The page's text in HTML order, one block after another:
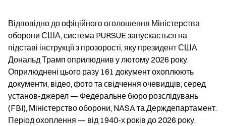
Відповідно до офіційного оголошення Міністерства
оборони США, система PURSUE запускається на
підставі інструкції з прозорості, яку президент США
Дональд Трамп оприлюднив у лютому 2026 року.
Оприлюднені цього разу 161 документ охоплюють
документи, відео, фото та свідчення очевидців; серед
установ-джерел — Федеральне бюро розслідувань
(FBI), Міністерство оборони, NASA та Держдепартамент.
Період охоплення — від 1940-х років до 2026 року.